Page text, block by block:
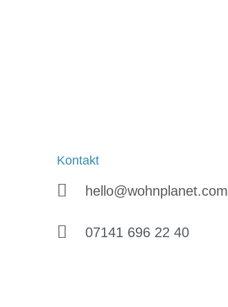
Kontakt
hello@wohnplanet.com
07141 696 22 40